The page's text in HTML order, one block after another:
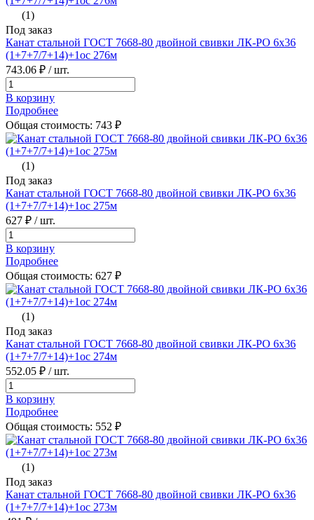
(1)
Под заказ
Канат стальной ГОСТ 7668-80 двойной свивки ЛК-РО 6х36
(1+7+7/7+14)+1oc 276м
743.06 ₽ / шт.
В корзину
Подробнее
Общая стоимость: 743 ₽
(1)
Под заказ
Канат стальной ГОСТ 7668-80 двойной свивки ЛК-РО 6х36
(1+7+7/7+14)+1oc 275м
627 ₽ / шт.
В корзину
Подробнее
Общая стоимость: 627 ₽
(1)
Под заказ
Канат стальной ГОСТ 7668-80 двойной свивки ЛК-РО 6х36
(1+7+7/7+14)+1oc 274м
552.05 ₽ / шт.
В корзину
Подробнее
Общая стоимость: 552 ₽
(1)
Под заказ
Канат стальной ГОСТ 7668-80 двойной свивки ЛК-РО 6х36
(1+7+7/7+14)+1oc 273м